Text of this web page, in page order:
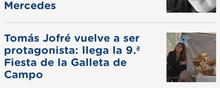
Mercedes
Tomás Jofré vuelve a ser
protagonista: llega la 9.ª
Fiesta de la Galleta de
Campo